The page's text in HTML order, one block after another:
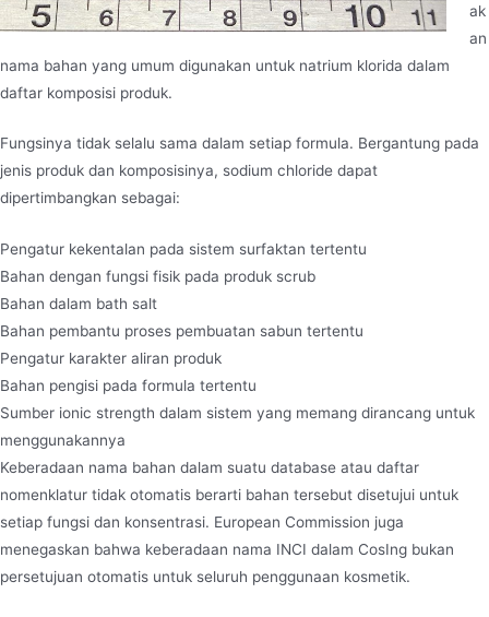
ak
an
nama bahan yang umum digunakan untuk natrium klorida dalam
daftar komposisi produk.
Fungsinya tidak selalu sama dalam setiap formula. Bergantung pada
jenis produk dan komposisinya, sodium chloride dapat
dipertimbangkan sebagai:
Pengatur kekentalan pada sistem surfaktan tertentu
Bahan dengan fungsi fisik pada produk scrub
Bahan dalam bath salt
Bahan pembantu proses pembuatan sabun tertentu
Pengatur karakter aliran produk
Bahan pengisi pada formula tertentu
Sumber ionic strength dalam sistem yang memang dirancang untuk
menggunakannya
Keberadaan nama bahan dalam suatu database atau daftar
nomenklatur tidak otomatis berarti bahan tersebut disetujui untuk
setiap fungsi dan konsentrasi. European Commission juga
menegaskan bahwa keberadaan nama INCI dalam CosIng bukan
persetujuan otomatis untuk seluruh penggunaan kosmetik.